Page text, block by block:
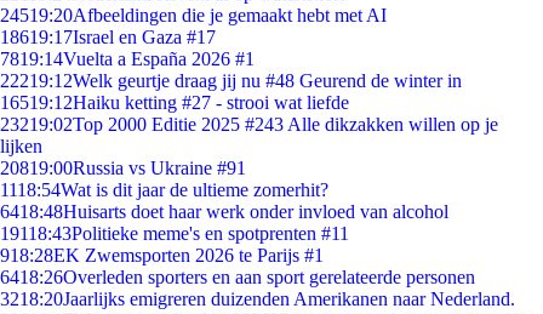
24519:20Afbeeldingen die je gemaakt hebt met AI
18619:17Israel en Gaza #17
7819:14Vuelta a España 2026 #1
22219:12Welk geurtje draag jij nu #48 Geurend de winter in
16519:12Haiku ketting #27 - strooi wat liefde
23219:02Top 2000 Editie 2025 #243 Alle dikzakken willen op je
lijken
20819:00Russia vs Ukraine #91
1118:54Wat is dit jaar de ultieme zomerhit?
6418:48Huisarts doet haar werk onder invloed van alcohol
19118:43Politieke meme's en spotprenten #11
918:28EK Zwemsporten 2026 te Parijs #1
6418:26Overleden sporters en aan sport gerelateerde personen
3218:20Jaarlijks emigreren duizenden Amerikanen naar Nederland.